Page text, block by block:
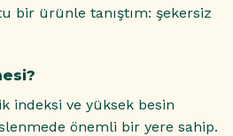
bir ürünle tanıştım: şekersiz
indeksi ve yüksek besin
önemli bir yere sahip.